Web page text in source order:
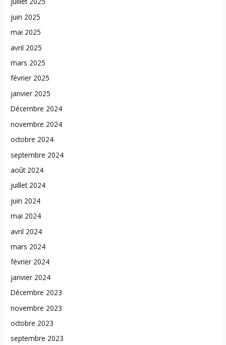
juin 2025
mai 2025
avril 2025
mars 2025
février 2025
janvier 2025
Décembre 2024
novembre 2024
octobre 2024
septembre 2024
août 2024
juillet 2024
juin 2024
mai 2024
avril 2024
mars 2024
février 2024
janvier 2024
Décembre 2023
novembre 2023
octobre 2023
septembre 2023